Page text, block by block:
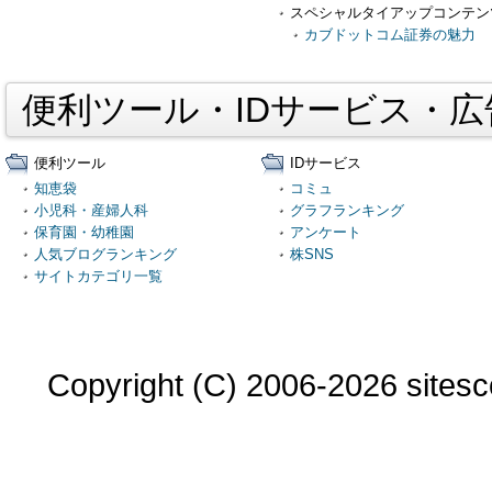
スペシャルタイアップコンテ
カブドットコム証券の魅力
便利ツール・IDサービス・
便利ツール
知恵袋
小児科・産婦人科
保育園・幼稚園
人気ブログランキング
サイトカテゴリ一覧
IDサービス
コミュ
グラフランキング
アンケート
株SNS
Copyright (C) 2006-2026